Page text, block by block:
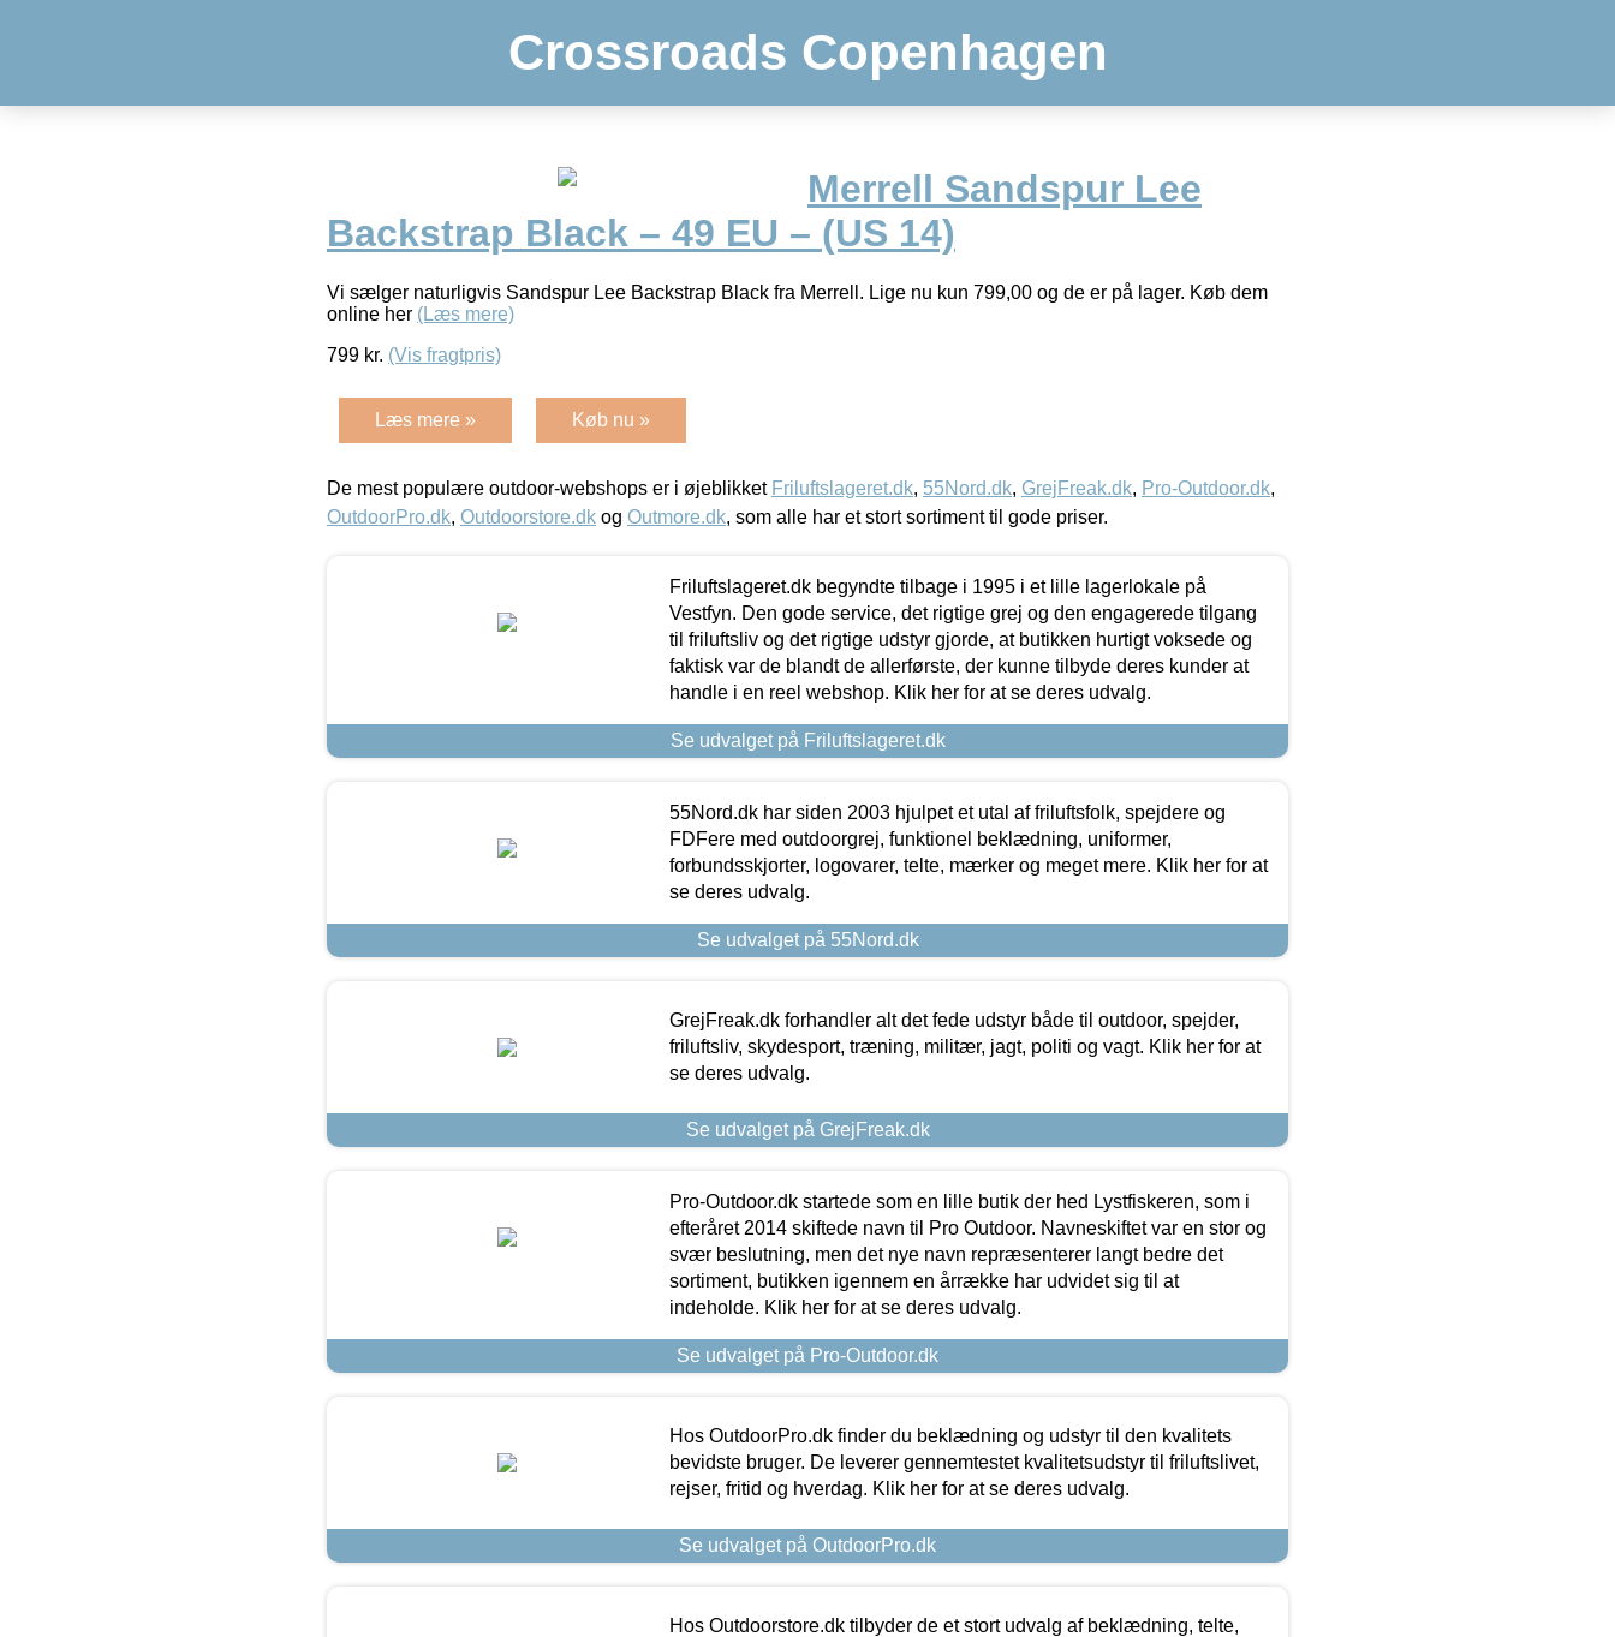
Crossroads Copenhagen
Merrell Sandspur Lee
Backstrap Black – 49 EU – (US 14)
Vi sælger naturligvis Sandspur Lee Backstrap Black fra Merrell. Lige nu kun 799,00 og de er på lager. Køb dem
online her (Læs mere)
799 kr. (Vis fragtpris)
Læs mere » Køb nu »
De mest populære outdoor-webshops er i øjeblikket Friluftslageret.dk, 55Nord.dk, GrejFreak.dk, Pro-Outdoor.dk,
OutdoorPro.dk, Outdoorstore.dk og Outmore.dk, som alle har et stort sortiment til gode priser.
Friluftslageret.dk begyndte tilbage i 1995 i et lille lagerlokale på
Vestfyn. Den gode service, det rigtige grej og den engagerede tilgang
til friluftsliv og det rigtige udstyr gjorde, at butikken hurtigt voksede og
faktisk var de blandt de allerførste, der kunne tilbyde deres kunder at
handle i en reel webshop. Klik her for at se deres udvalg.
Se udvalget på Friluftslageret.dk
55Nord.dk har siden 2003 hjulpet et utal af friluftsfolk, spejdere og
FDFere med outdoorgrej, funktionel beklædning, uniformer,
forbundsskjorter, logovarer, telte, mærker og meget mere. Klik her for at
se deres udvalg.
Se udvalget på 55Nord.dk
GrejFreak.dk forhandler alt det fede udstyr både til outdoor, spejder,
friluftsliv, skydesport, træning, militær, jagt, politi og vagt. Klik her for at
se deres udvalg.
Se udvalget på GrejFreak.dk
Pro-Outdoor.dk startede som en lille butik der hed Lystfiskeren, som i
efteråret 2014 skiftede navn til Pro Outdoor. Navneskiftet var en stor og
svær beslutning, men det nye navn repræsenterer langt bedre det
sortiment, butikken igennem en årrække har udvidet sig til at
indeholde. Klik her for at se deres udvalg.
Se udvalget på Pro-Outdoor.dk
Hos OutdoorPro.dk finder du beklædning og udstyr til den kvalitets
bevidste bruger. De leverer gennemtestet kvalitetsudstyr til friluftslivet,
rejser, fritid og hverdag. Klik her for at se deres udvalg.
Se udvalget på OutdoorPro.dk
Hos Outdoorstore.dk tilbyder de et stort udvalg af beklædning, telte,